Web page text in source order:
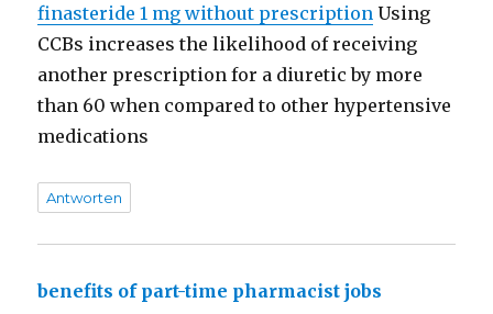
finasteride 1 mg without prescription Using
CCBs increases the likelihood of receiving
another prescription for a diuretic by more
than 60 when compared to other hypertensive
medications
Antworten
benefits of part-time pharmacist jobs